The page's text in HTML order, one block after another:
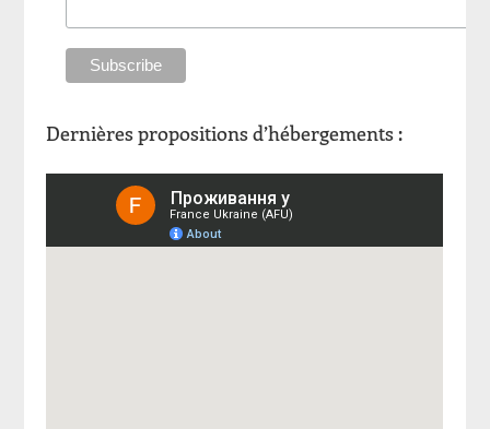
Dernières propositions d’hébergements :